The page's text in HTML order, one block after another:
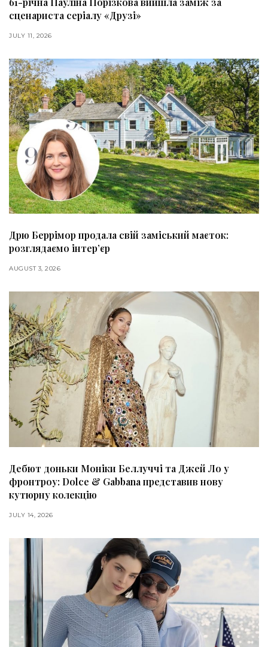
сценариста серіалу «Друзі»
JULY 11, 2026
Дрю Беррімор продала свій заміський маєток:
розглядаємо інтер’єр
AUGUST 3, 2026
Дебют доньки Моніки Беллуччі та Джей Ло у
фронтроу: Dolce & Gabbana представив нову
кутюрну колекцію
JULY 14, 2026